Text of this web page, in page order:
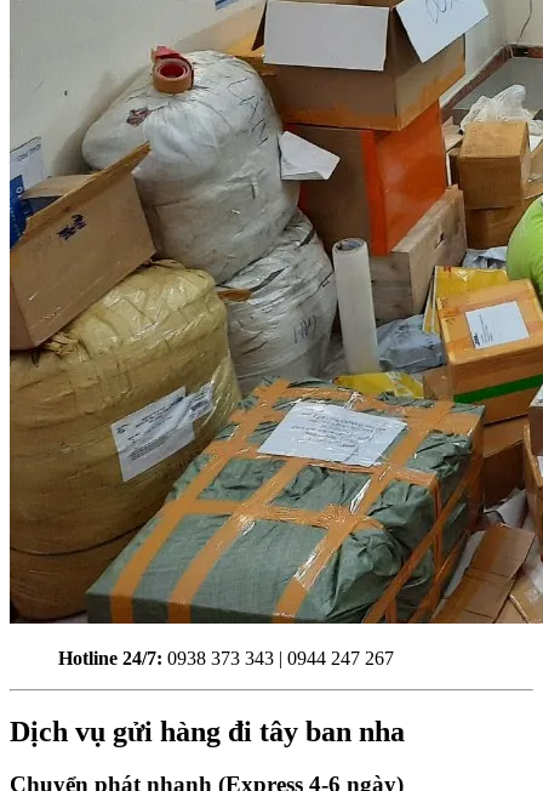
Hotline 24/7: 0938 373 343 | 0944 247 267
Dịch vụ gửi hàng đi tây ban nha
Chuyển phát nhanh (Express 4-6 ngày)